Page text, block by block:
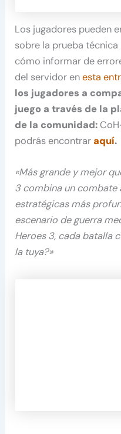
Los jugadores pueden
sobre la prueba
cómo informar de
del servidor enesta
los jugadores a
juego a través de la
de la comunidad:
podrás encontraraquí.
«Más grande y mejor
3 combina un combate
estratégicas más
escenario de guerra
Heroes 3, cada batalla
la tuya?»